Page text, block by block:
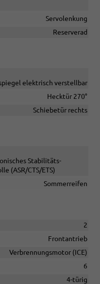
Servolenkung
Reserverad
elektrisch verstellbar
Hecktür 270°
Schiebetür rechts
Stabilitäts-
(ASR/CTS/ETS)
Sommerreifen
2
Frontantrieb
Verbrennungsmotor (ICE)
6
4-türig